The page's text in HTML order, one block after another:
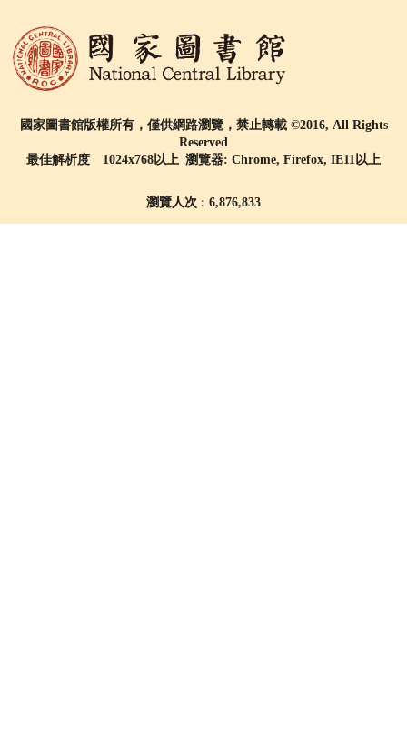
國家圖書館版權所有，僅供網路瀏覽，禁止轉載 ©2016, All Rights
Reserved
最佳解析度 1024x768以上 |瀏覽器: Chrome, Firefox, IE11以上
瀏覽人次 : 6,876,833